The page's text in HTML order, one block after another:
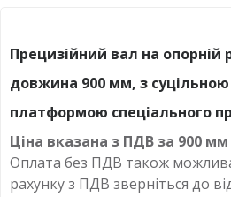
Прецизійний вал на опорній
довжина 900 мм, з
платформою спеціального
Ціна вказана з ПДВ за 900 мм
Оплата без ПДВ також
рахунку з ПДВ зверніться до